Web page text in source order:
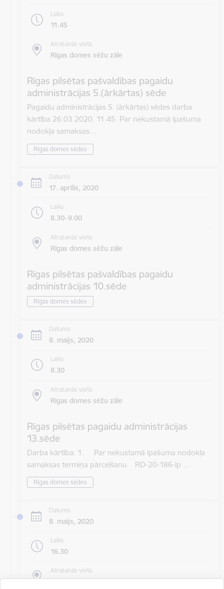
Laiks
11.45
Atrašanās vieta
Rīgas domes sēžu zāle
Rīgas pilsētas pašvaldības pagaidu
administrācijas 5.(ārkārtas) sēde
Pagaidu administrācijas 5. (ārkārtas) sēdes darba
kārtība 26.03.2020. 11.45 Par nekustamā īpašuma
nodokļa samaksas…
Rīgas domes sēdes
Datums
17. aprīlis, 2020
Laiks
8.30–9.00
Atrašanās vieta
Rīgas domes sēžu zāle
Rīgas pilsētas pašvaldības pagaidu
administrācijas 10.sēde
Rīgas domes sēdes
Datums
8. maijs, 2020
Laiks
8.30
Atrašanās vieta
Rīgas domes sēžu zāle
Rīgas pilsētas pagaidu administrācijas
13.sēde
Darba kārtība: 1. Par nekustamā īpašuma nodokļa
samaksas termiņa pārcelšanu RD-20-186-lp …
Rīgas domes sēdes
Datums
8. maijs, 2020
Laiks
16.30
Atrašanās vieta
Rīgas domes sēžu zāle